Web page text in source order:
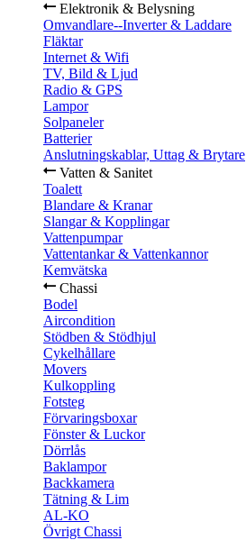
Elektronik & Belysning
Omvandlare--Inverter & Laddare
Fläktar
Internet & Wifi
TV, Bild & Ljud
Radio & GPS
Lampor
Solpaneler
Batterier
Anslutningskablar, Uttag & Brytare
Vatten & Sanitet
Toalett
Blandare & Kranar
Slangar & Kopplingar
Vattenpumpar
Vattentankar & Vattenkannor
Kemvätska
Chassi
Bodel
Aircondition
Stödben & Stödhjul
Cykelhållare
Movers
Kulkoppling
Fotsteg
Förvaringsboxar
Fönster & Luckor
Dörrlås
Baklampor
Backkamera
Tätning & Lim
AL-KO
Övrigt Chassi